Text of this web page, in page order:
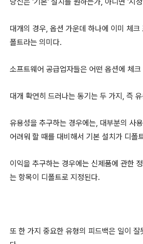
대개의 경우, 옵션 가운데 하나에 이미 체크
폴트라는 의미다.
소프트웨어 공급업자들은 어떤 옵션에 체
대개 확연히 드러나는 동기는 두 가지, 즉
유용성을 추구하는 경우에는, 대부분의 사
어려워 할 때를 대비해서 기본 설치가 디폴
이익을 추구하는 경우에는 신제품에 관한
는 항목이 디폴트로 지정된다.
또 한 가지 중요한 유형의 피드백은 일이 잘